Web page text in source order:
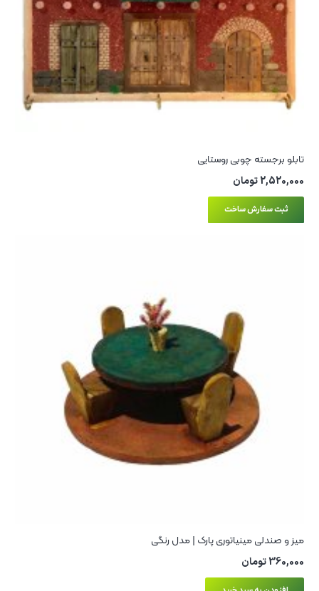
تابلو برجسته چوبی روستایی
2,520,000تومان
ثبت سفارش ساخت
میز و صندلی مینیاتوری پارک | مدل رنگی
360,000تومان